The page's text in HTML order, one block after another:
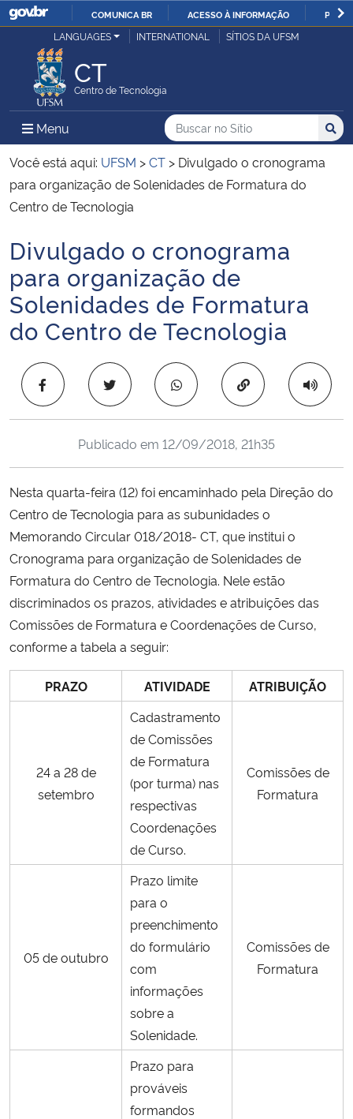
IR
COMUNICA BR ACESSO À INFORMAÇÃO
Ministério da Justiça e Segurança Pública
Ministério da Defesa
Ministério das Relações Exteriores
Ministério da Economia
Ministério da Infraestrutura
Ministério da Agricultura, Pecuária e Abastecimento
Ministério da Educação
Ministério da Cidadania
Ministério da Saúde
Ministério de Minas e Energia
Ministério da Ciência, Tecnologia, Inovações e Comunicações
Ministério do Meio Ambiente
Ministério do Turismo
Ministério do Desenvolvimento Regional
Ministério da Mulher, da Família e dos Direitos Humanos
Gabinete de Segurança Institucional
Advocacia-Geral da União
Planalto
LANGUAGES INTERNATIONAL SÍTIOS DA UFSM
CT
Centro de Tecnologia
Menu Menu Principal do Sítio
Busca
Buscar no no Sítio
Busca:
Você está aqui: UFSM >CT > Divulgado o cronograma
para organização de Solenidades de Formatura do
Centro de Tecnologia
Início do conteúdo
Divulgado o cronograma
para organização de
Solenidades de Formatura
do Centro de Tecnologia
Copiar para área
Publicado em 12/09/2018, 21h35
Nesta quarta-feira (12) foi encaminhado pela Direção do
Centro de Tecnologia para as subunidades o
Memorando Circular 018/2018- CT, que institui o
Cronograma para organização de Solenidades de
Formatura do Centro de Tecnologia. Nele estão
discriminados os prazos, atividades e atribuições das
Comissões de Formatura e Coordenações de Curso,
conforme a tabela a seguir:
PRAZO ATIVIDADE ATRIBUIÇÃO
24 a 28 de
setembro
Cadastramento
de Comissões
de Formatura
(por turma) nas
respectivas
Coordenações
de Curso.
Comissões de
Formatura
05 de outubro
Prazo limite
para o
preenchimento
do formulário
com
informações
sobre a
Solenidade.
Comissões de
Formatura
Prazo para
prováveis
formandos